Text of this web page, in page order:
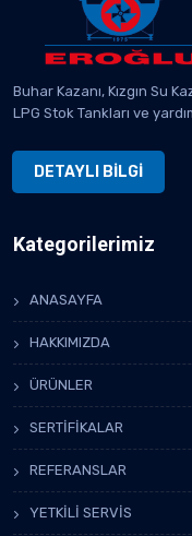
Buhar Kazanı, Kızgın Su
LPG Stok Tankları ve
DETAYLI BİLGİ
Kategorilerimiz
ANASAYFA
HAKKIMIZDA
ÜRÜNLER
SERTİFİKALAR
REFERANSLAR
YETKİLİ SERVİS